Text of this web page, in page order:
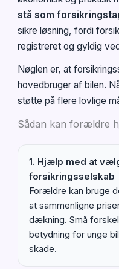
stå som
sikre løsning, fordi
registreret og gyldig
Nøglen er, at
hovedbruger af bilen.
støtte på flere lovlige
Sådan kan forældre
1. Hjælp med at
forsikringsselskab
Forældre kan bruge
at sammenligne
dækning. Små
betydning for unge
skade.